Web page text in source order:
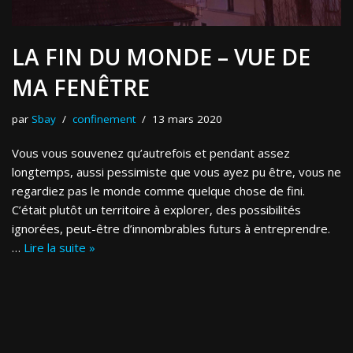
LA FIN DU MONDE – VUE DE
MA FENÊTRE
par Sbay confinement 13 mars 2020
Vous vous souvenez qu’autrefois et pendant assez
longtemps, aussi pessimiste que vous ayez pu être, vous ne
regardiez pas le monde comme quelque chose de fini.
C’était plutôt un territoire à explorer, des possibilités
ignorées, peut-être d’innombrables futurs à entreprendre.
… Lire la suite »